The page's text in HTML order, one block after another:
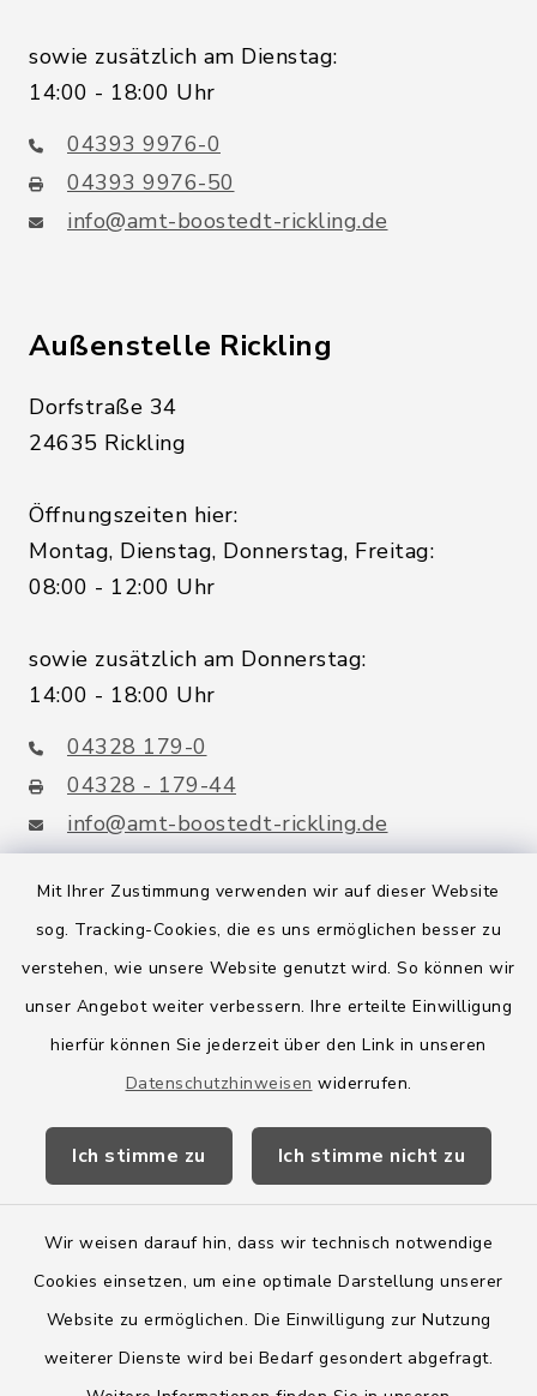
Mit Ihrer Zustimmung verwenden wir auf dieser Website
sog. Tracking-Cookies, die es uns ermöglichen besser zu
verstehen, wie unsere Website genutzt wird. So können wir
unser Angebot weiter verbessern. Ihre erteilte Einwilligung
hierfür können Sie jederzeit über den Link in unseren
Datenschutzhinweisen widerrufen.
Ich stimme zu Ich stimme nicht zu
Wir weisen darauf hin, dass wir technisch notwendige
Cookies einsetzen, um eine optimale Darstellung unserer
Website zu ermöglichen. Die Einwilligung zur Nutzung
weiterer Dienste wird bei Bedarf gesondert abgefragt.
sowie zusätzlich am Dienstag:
14:00 - 18:00 Uhr
04393 9976-0
04393 9976-50
info@amt-boostedt-rickling.de
Außenstelle Rickling
Dorfstraße 34
24635 Rickling
Öffnungszeiten hier:
Montag, Dienstag, Donnerstag, Freitag:
08:00 - 12:00 Uhr
sowie zusätzlich am Donnerstag:
14:00 - 18:00 Uhr
04328 179-0
04328 - 179-44
info@amt-boostedt-rickling.de
Quicklinks
Amt Boostedt-Rickling
Amtsbroschüre
Wege-Zweckverband